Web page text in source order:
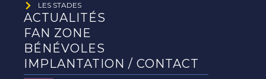
LES STADES
ACTUALITÉS
FAN ZONE
BÉNÉVOLES
IMPLANTATION / CONTACT